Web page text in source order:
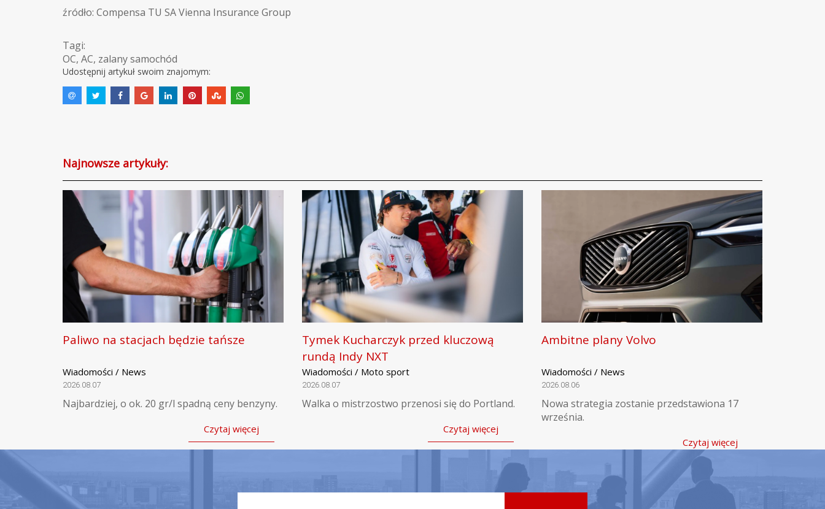
źródło: Compensa TU SA Vienna Insurance Group
Tagi:
OC, AC, zalany samochód
Udostępnij artykuł swoim znajomym:
Najnowsze artykuły:
Paliwo na stacjach będzie tańsze
Wiadomości / News
2026.08.07
Najbardziej, o ok. 20 gr/l spadną ceny benzyny.
Czytaj więcej
Tymek Kucharczyk przed kluczową
rundą Indy NXT
Wiadomości / Moto sport
2026.08.07
Walka o mistrzostwo przenosi się do Portland.
Czytaj więcej
Ambitne plany Volvo
Wiadomości / News
2026.08.06
Nowa strategia zostanie przedstawiona 17
września.
Czytaj więcej